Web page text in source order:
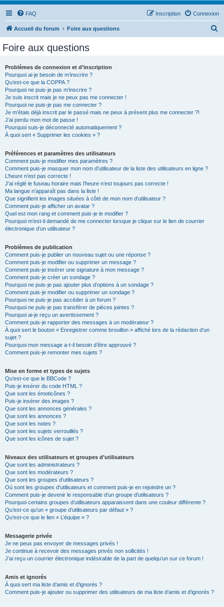
FAQ Connexion
Inscription
Accueil du forum Foire aux questions
Foire aux questions
Problèmes de connexion et d’inscription
Pourquoi ai-je besoin de m’inscrire ?
Qu’est-ce que la COPPA ?
Pourquoi ne puis-je pas m’inscrire ?
Je suis inscrit mais je ne peux pas me connecter !
Pourquoi ne puis-je pas me connecter ?
Je m’étais déjà inscrit par le passé mais ne peux à présent plus me connecter ?!
J’ai perdu mon mot de passe !
Pourquoi suis-je déconnecté automatiquement ?
À quoi sert « Supprimer les cookies » ?
Préférences et paramètres des utilisateurs
Comment puis-je modifier mes paramètres ?
Comment puis-je masquer mon nom d’utilisateur de la liste des utilisateurs en ligne ?
L’heure n’est pas correcte !
J’ai réglé le fuseau horaire mais l’heure n’est toujours pas correcte !
Ma langue n’apparaît pas dans la liste !
Que signifient les images situées à côté de mon nom d’utilisateur ?
Comment puis-je afficher un avatar ?
Quel est mon rang et comment puis-je le modifier ?
Pourquoi m’est-il demandé de me connecter lorsque je clique sur le lien de courrier
électronique d’un utilisateur ?
Problèmes de publication
Comment puis-je publier un nouveau sujet ou une réponse ?
Comment puis-je modifier ou supprimer un message ?
Comment puis-je insérer une signature à mon message ?
Comment puis-je créer un sondage ?
Pourquoi ne puis-je pas ajouter plus d’options à un sondage ?
Comment puis-je modifier ou supprimer un sondage ?
Pourquoi ne puis-je pas accéder à un forum ?
Pourquoi ne puis-je pas transférer de pièces jointes ?
Pourquoi ai-je reçu un avertissement ?
Comment puis-je rapporter des messages à un modérateur ?
À quoi sert le bouton « Enregistrer comme brouillon » affiché lors de la rédaction d’un
sujet ?
Pourquoi mon message a-t-il besoin d’être approuvé ?
Comment puis-je remonter mes sujets ?
Mise en forme et types de sujets
Qu’est-ce que le BBCode ?
Puis-je insérer du code HTML ?
Que sont les émoticônes ?
Puis-je insérer des images ?
Que sont les annonces générales ?
Que sont les annonces ?
Que sont les notes ?
Que sont les sujets verrouillés ?
Que sont les icônes de sujet ?
Niveaux des utilisateurs et groupes d’utilisateurs
Que sont les administrateurs ?
Que sont les modérateurs ?
Que sont les groupes d’utilisateurs ?
Où sont les groupes d’utilisateurs et comment puis-je en rejoindre un ?
Comment puis-je devenir le responsable d’un groupe d’utilisateurs ?
Pourquoi certains groupes d’utilisateurs apparaissent dans une couleur différente ?
Qu’est-ce qu’un « groupe d’utilisateurs par défaut » ?
Qu’est-ce que le lien « L’équipe » ?
Messagerie privée
Je ne peux pas envoyer de messages privés !
Je continue à recevoir des messages privés non sollicités !
J’ai reçu un courrier électronique indésirable de la part de quelqu’un sur ce forum !
Amis et ignorés
À quoi sert ma liste d’amis et d’ignorés ?
Comment puis-je ajouter ou supprimer des utilisateurs de ma liste d’amis et d’ignorés ?